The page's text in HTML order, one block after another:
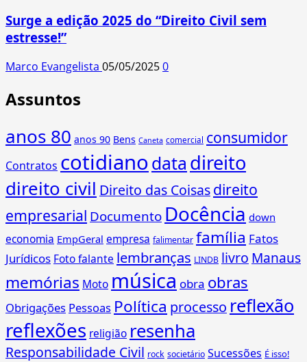
Surge a edição 2025 do “Direito Civil sem
estresse!”
Marco Evangelista 05/05/20250
Assuntos
anos 80 anos 90 Bens Caneta comercial consumidor
Contratos cotidianodata direito
direito civil Direito das Coisasdireito
empresarial Documento Docência down
economia EmpGeral empresa falimentar família Fatos
Jurídicos Foto falante lembranças LINDB livro Manaus
memórias Moto música obra obras
Obrigações Pessoas Política processo reflexão
reflexões religião resenha
Responsabilidade Civil rock societário Sucessões É isso!